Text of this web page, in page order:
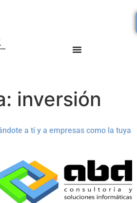
inversión
a tí y a empresas como la tuya